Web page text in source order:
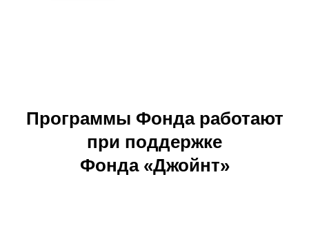
Программы Фонда работают
при поддержке
Фонда «Джойнт»